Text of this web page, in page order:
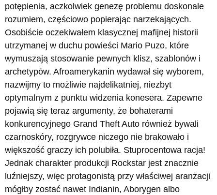
potępienia, aczkolwiek genezę problemu doskonale
rozumiem, częściowo popierając narzekających.
Osobiście oczekiwałem klasycznej mafijnej historii
utrzymanej w duchu powieści Mario Puzo, które
wymuszają stosowanie pewnych klisz, szablonów i
archetypów. Afroamerykanin wydawał się wyborem,
nazwijmy to możliwie najdelikatniej, niezbyt
optymalnym z punktu widzenia konesera. Zapewne
pojawią się teraz argumenty, że bohaterami
konkurencyjnego Grand Theft Auto również bywali
czarnoskóry, rozgrywce niczego nie brakowało i
większość graczy ich polubiła. Stuprocentowa racja!
Jednak charakter produkcji Rockstar jest znacznie
luźniejszy, więc protagonistą przy właściwej aranżacji
mógłby zostać nawet Indianin, Aborygen albo